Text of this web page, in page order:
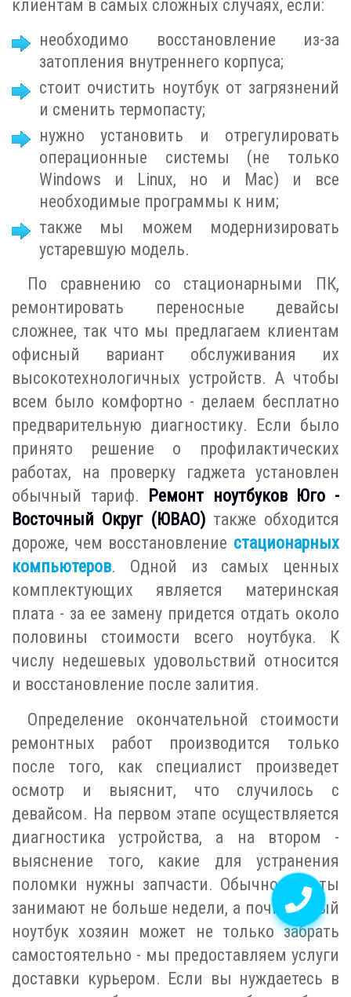
клиентам в самых сложных случаях, если:
необходимо восстановление из-за
затопления внутреннего корпуса;
стоит очистить ноутбук от загрязнений
и сменить термопасту;
нужно установить и отрегулировать
операционные системы (не только
Windows и Linux, но и Mac) и все
необходимые программы к ним;
также мы можем модернизировать
устаревшую модель.
По сравнению со стационарными ПК,
ремонтировать переносные девайсы
сложнее, так что мы предлагаем клиентам
офисный вариант обслуживания их
высокотехнологичных устройств. А чтобы
всем было комфортно - делаем бесплатно
предварительную диагностику. Если было
принято решение о профилактических
работах, на проверку гаджета установлен
обычный тариф.
Ремонт ноутбуков Юго -
Восточный Округ (ЮВАО)также обходится
дороже, чем восстановление стационарных
компьютеров. Одной из самых ценных
комплектующих является материнская
плата - за ее замену придется отдать около
половины стоимости всего ноутбука. К
числу недешевых удовольствий относится
и восстановление после залития.
Определение окончательной стоимости
ремонтных работ производится только
после того, как специалист произведет
осмотр и выяснит, что случилось с
девайсом. На первом этапе осуществляется
диагностика устройства, а на втором -
выяснение того, какие для устранения
поломки нужны запчасти. Обычно работы
занимают не больше недели, а починенный
ноутбук хозяин может не только забрать
самостоятельно - мы предоставляем услуги
доставки курьером. Если вы нуждаетесь в